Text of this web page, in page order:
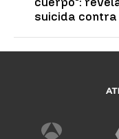
suicida contra